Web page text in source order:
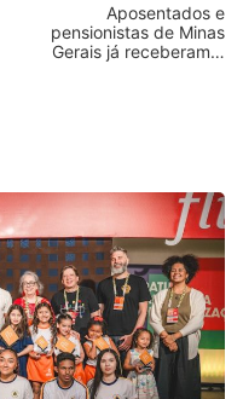
Aposentados e
pensionistas de Minas
Gerais já receberam…